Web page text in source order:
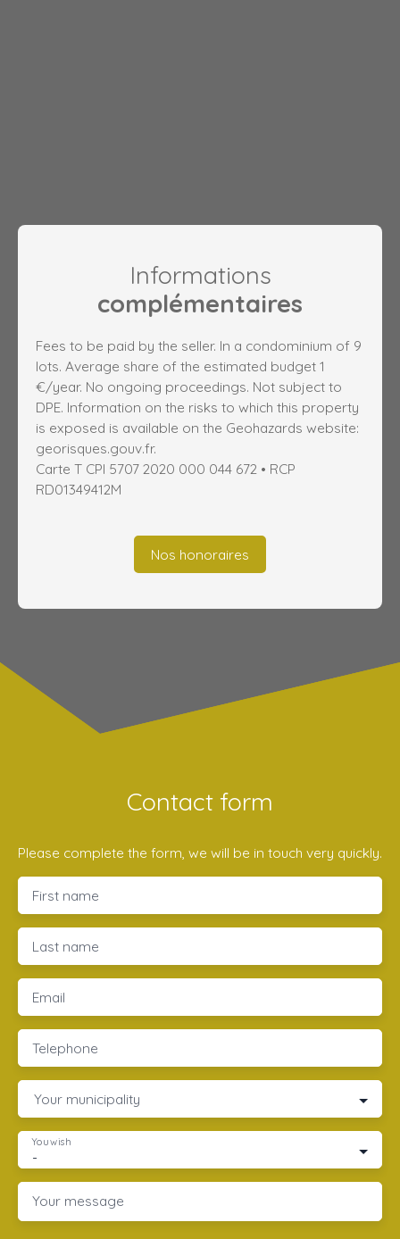
Informations
complémentaires
Fees to be paid by the seller. In a condominium of 9
lots. Average share of the estimated budget 1
€/year. No ongoing proceedings. Not subject to
DPE. Information on the risks to which this property
is exposed is available on the Geohazards website:
georisques.gouv.fr.
Carte T CPI 5707 2020 000 044 672 • RCP
RD01349412M
Nos honoraires
Contact form
Please complete the form, we will be in touch very quickly.
First name
Last name
Email
Telephone
Your municipality
-
You wish
Your message